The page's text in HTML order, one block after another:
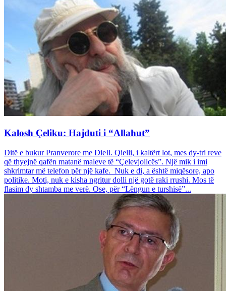
Kalosh Çeliku: Hajduti i “Allahut”
Ditë e bukur Pranverore me DieIl. Qielli, i kaltërt lot, mes dy-tri reve
që thyejnë qafën matanë maleve të “Çelevjollcës”. Një mik i imi
shkrimtar më telefon për një kafe. Nuk e di, a është miqësore, apo
politike. Moti, nuk e kisha ngritur dolli një gotë raki rrushi. Mos të
flasim dy shtamba me verë. Ose, për “Lëngun e turshisë”...